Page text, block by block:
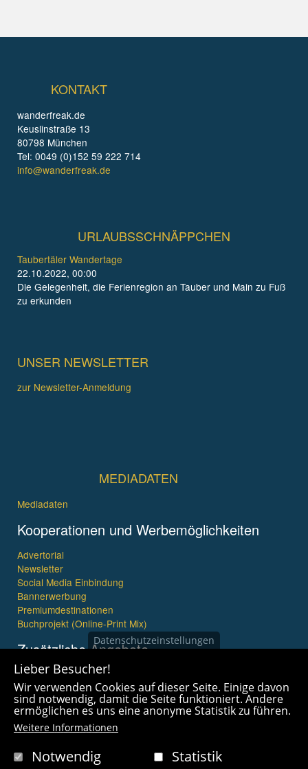
KONTAKT
wanderfreak.de
Keuslinstraße 13
80798 München
Tel: 0049 (0)152 59 222 714
info@wanderfreak.de
URLAUBSSCHNÄPPCHEN
Taubertäler Wandertage
22.10.2022, 00:00
Die Gelegenheit, die Ferienregion an Tauber und Main zu Fuß
zu erkunden
UNSER NEWSLETTER
zur Newsletter-Anmeldung
MEDIADATEN
Mediadaten
Kooperationen und Werbemöglichkeiten
Advertorial
Newsletter
Social Media Einbindung
Bannerwerbung
Premiumdestinationen
Buchprojekt (Online-Print Mix)
Zusätzliche Angebote
Imagefilme und mehr
360° x 360° Fotografie
Datenschutzeinstellungen
Lieber Besucher!
Wir verwenden Cookies auf dieser Seite. Einige davon
sind notwendig, damit die Seite funktioniert. Andere
ermöglichen es uns eine anonyme Statistik zu führen.
Weitere Informationen
Notwendig Statistik